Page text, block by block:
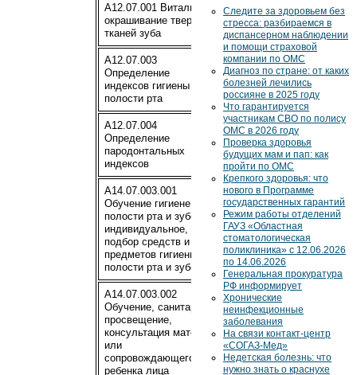
A12.07.001 Витальное
окрашивание твердых
тканей зуба
110
A12.07.003
Определение
индексов гигиены
полости рта
220
A12.07.004
Определение
пародонтальных
индексов
220
A14.07.003.001
Обучение гигиене
полости рта и зубов
индивидуальное,
подбор средств и
предметов гигиены
полости рта и зубов
220
A14.07.003.002
Обучение, санитарное
просвещение,
консультация матери
или
сопровождающего
ребенка лица
220
Следите за здоровьем без
стресса: разбираемся в
диспансерном наблюдении
и помощи страховой
компании по ОМС
Диагноз по стране: от каких
болезней лечились
россияне в 2025 году
Что гарантируется
участникам СВО по полису
ОМС в 2026 году
Проверка здоровья
будущих мам и пап: как
пройти по ОМС
Крепкого здоровья: что
нового в Программе
государственных гарантий
Режим работы отделений
ГАУЗ «Областная
стоматологическая
поликлиника» с 12.06.2026
по 14.06.2026
Генеральная прокуратура
РФ информирует
Хронические
неинфекционные
заболевания
На связи контакт-центр
«СОГАЗ-Мед»
Недетская болезнь: что
нужно знать о краснухе